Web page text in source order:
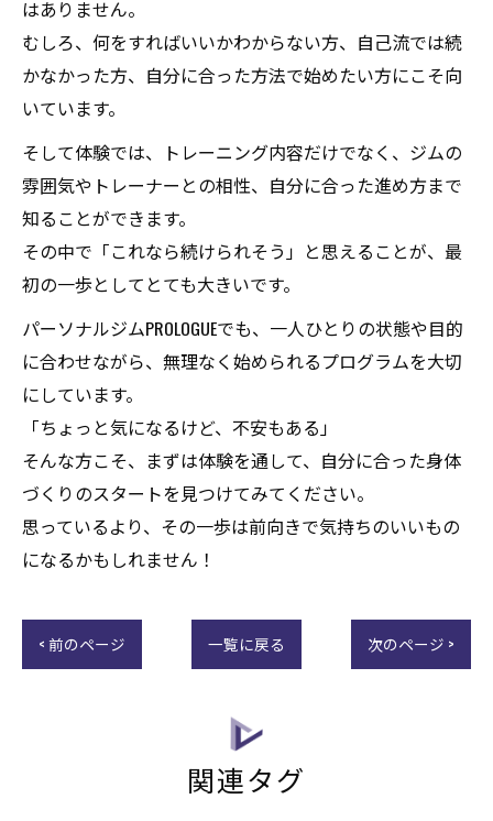
はありません。
むしろ、何をすればいいかわからない方、自己流では続
かなかった方、自分に合った方法で始めたい方にこそ向
いています。
そして体験では、トレーニング内容だけでなく、ジムの
雰囲気やトレーナーとの相性、自分に合った進め方まで
知ることができます。
その中で「これなら続けられそう」と思えることが、最
初の一歩としてとても大きいです。
パーソナルジムPROLOGUEでも、一人ひとりの状態や目的
に合わせながら、無理なく始められるプログラムを大切
にしています。
「ちょっと気になるけど、不安もある」
そんな方こそ、まずは体験を通して、自分に合った身体
づくりのスタートを見つけてみてください。
思っているより、その一歩は前向きで気持ちのいいもの
になるかもしれません！
< 前のページ 一覧に戻る 次のページ >
関連タグ